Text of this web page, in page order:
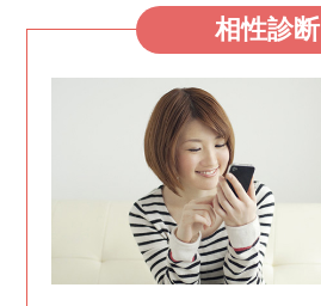
相性診断